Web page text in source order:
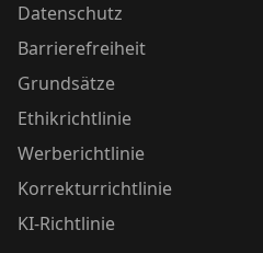
Datenschutz
Barrierefreiheit
Grundsätze
Ethikrichtlinie
Werberichtlinie
Korrekturrichtlinie
KI-Richtlinie